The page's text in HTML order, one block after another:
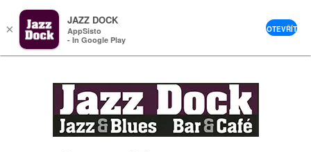
×
JAZZ DOCK
AppSisto
- In Google Play
OTEVŘÍT